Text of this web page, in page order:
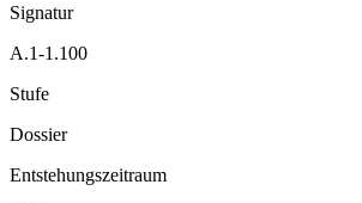
Signatur
A.1-1.100
Stufe
Dossier
Entstehungszeitraum